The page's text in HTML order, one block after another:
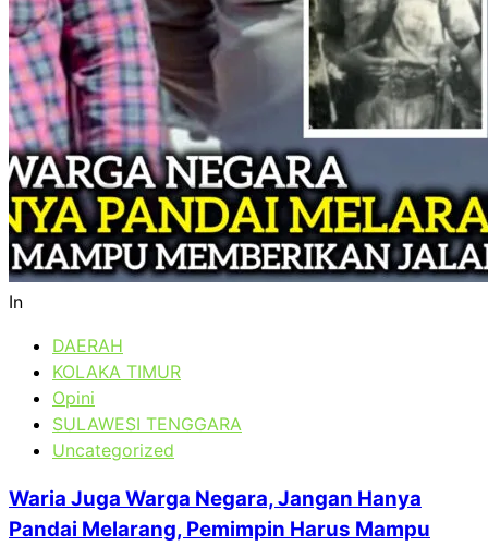
In
DAERAH
KOLAKA TIMUR
Opini
SULAWESI TENGGARA
Uncategorized
Waria Juga Warga Negara, Jangan Hanya
Pandai Melarang, Pemimpin Harus Mampu